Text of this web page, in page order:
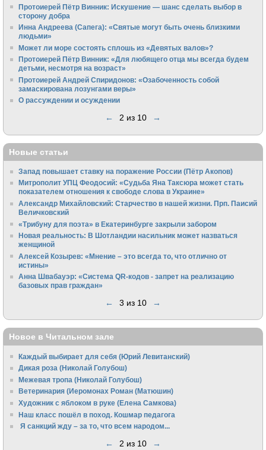
Протоиерей Пётр Винник: Искушение — шанс сделать выбор в
сторону добра
Инна Андреева (Сапега): «Святые могут быть очень близкими
людьми»
Может ли море состоять сплошь из «Девятых валов»?
Протоиерей Пётр Винник: «Для любящего отца мы всегда будем
детьми, несмотря на возраст»
Протоиерей Андрей Спиридонов: «Озабоченность собой
замаскирована лозунгами веры»
О рассуждении и осуждении
← 2 из 10 →
Новые статьи
Запад повышает ставку на поражение России (Пётр Акопов)
Митрополит УПЦ Феодосий: «Судьба Яна Таксюра может стать
показателем отношения к свободе слова в Украине»
Алек­сандр Михайловский: Старчество в нашей жизни. Прп. Паисий
Величковский
«Трибуну для поэта» в Екатеринбурге закрыли забором
Новая реальность: В Шотландии насильник может назваться
женщиной
Алексей Козырев: «Мнение – это всегда то, что отлично от
истины»
Анна Швабауэр: «Система QR-кодов - запрет на реализацию
базовых прав граждан»
← 3 из 10 →
Новое в Читальном зале
Каждый выбирает для себя (Юрий Левитанский)
Дикая роза (Николай Голубош)
Межевая тропа (Николай Голубош)
Ветеринария (Иеромонах Роман (Матюшин)
Художник с яблоком в руке (Елена Самкова)
Наш класс пошёл в поход. Кошмар педагога
Я санкций жду – за то, что всем народом...
← 2 из 10 →